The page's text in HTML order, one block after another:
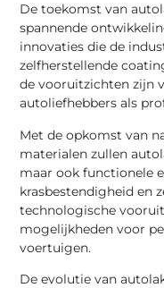
De toekomst van
spannende
innovaties die de
zelfherstellende
de vooruitzichten zijn
autoliefhebbers als
Met de opkomst van
materialen zullen
maar ook functionele
krasbestendigheid en
technologische
mogelijkheden voor
voertuigen.
De evolutie van